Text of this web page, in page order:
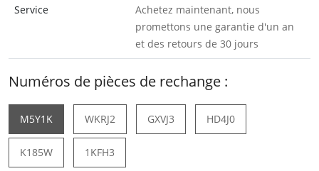
Service
Achetez maintenant, nous
promettons une garantie d'un an
et des retours de 30 jours
Numéros de pièces de rechange :
M5Y1K WKRJ2 GXVJ3 HD4J0
K185W 1KFH3